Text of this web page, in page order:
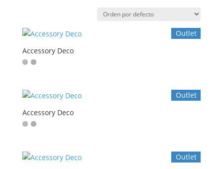
Outlet
Accessory Deco
Outlet
Accessory Deco
Outlet